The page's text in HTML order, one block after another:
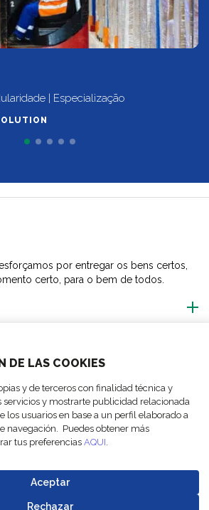
DE LAS COOKIES
y de terceros con finalidad técnica y
servicios y mostrarte publicidad relacionada
los usuarios en base a un perfil elaborado a
navegación. Puedes obtener más
tus preferencias AQUI.
Aceptar
Rechazar
| Especialização
por entregar os bens certos,
certo, para o bem de todos.